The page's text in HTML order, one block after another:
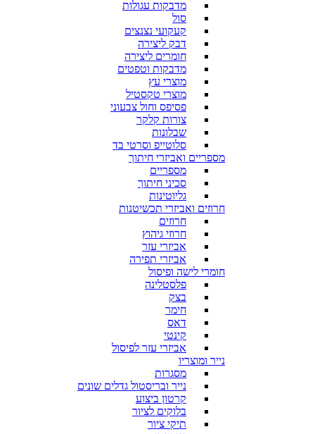
מדבקות עגולות
סול
קעקועי נצנצים
דבק ליצירה
חומרים ליצירה
מדבקות וטפטים
מוצרי עץ
מוצרי טקסטיל
פסיפס וחול צבעוני
צורות קלקר
שבלונות
סלוטייפ וסרטי בד
מספריים ואביזרי חיתוך
מספריים
סכיני חיתוך
גליוטינות
חרוזים ואביזרי תכשיטנות
חרוזים
חרוזי גיהוץ
אביזרי עזר
אביזרי תפירה
חומרי לישה ופיסול
פלסטלינה
בצק
חימר
דאס
קינטי
אביזרי עזר לפיסול
נייר ומוצריו
מסגרות
נייר ובריסטול גדלים שונים
קרטון ביצוע
בלוקים לציור
תיקי ציור